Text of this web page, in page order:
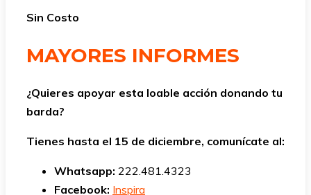
Sin Costo
MAYORES INFORMES
¿Quieres apoyar esta loable acción donando tu
barda?
Tienes hasta el 15 de diciembre, comunícate al:
Whatsapp: 222.481.4323
Facebook: Inspira